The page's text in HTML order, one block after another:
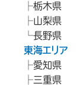
栃木県
山梨県
長野県
東海エリア
愛知県
三重県